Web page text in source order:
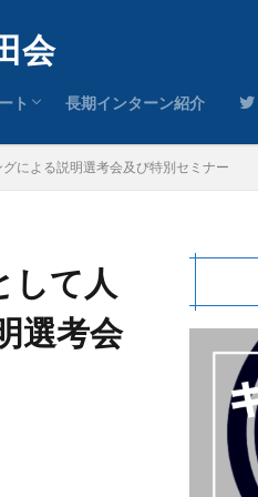
会
ト
コミュニティ『就活義塾』のご案内
ナー一覧
ンタビュー
一覧
長期インターン紹介
による説明選考会及び特別セミナー
して人
選考会